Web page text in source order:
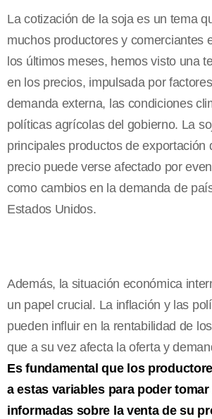
La cotización de la soja es un tema
muchos productores y comerciantes
los últimos meses, hemos visto una
en los precios, impulsada por
demanda externa, las condiciones
políticas agrícolas del gobierno. La
principales productos de exportación
precio puede verse afectado por
como cambios en la demanda de
Estados Unidos.
Además, la situación económica
un papel crucial. La inflación y las
pueden influir en la rentabilidad de
que a su vez afecta la oferta y
Es fundamental que los
a estas variables para poder
informadas sobre la venta de su